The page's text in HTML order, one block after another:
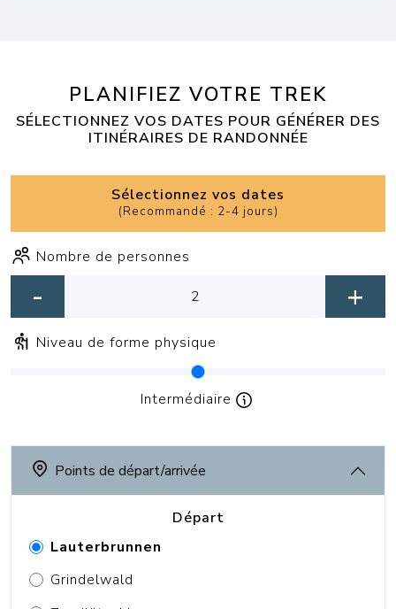
PLANIFIEZ VOTRE TREK
SÉLECTIONNEZ VOS DATES POUR GÉNÉRER DES
ITINÉRAIRES DE RANDONNÉE
Sélectionnez vos dates
(Recommandé : 2-4 jours)
Nombre de personnes
- +
Niveau de forme physique
Intermédiaire
Points de départ/arrivée
Départ
Lauterbrunnen
Grindelwald